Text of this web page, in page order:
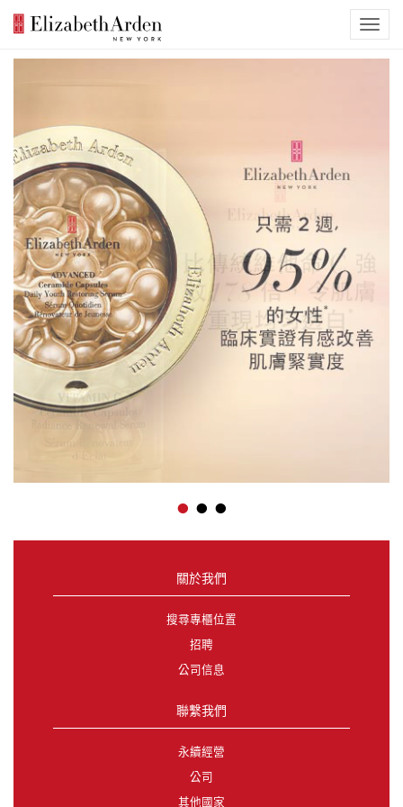
Previous
•••
關於我們
搜尋專櫃位置
招聘
公司信息
聯繫我們
永續經營
公司
其他國家